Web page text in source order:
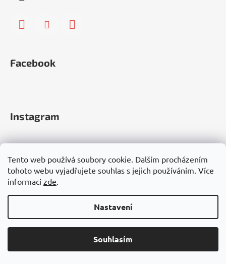
Tento web používá soubory cookie. Dalším procházením
tohoto webu vyjadřujete souhlas s jejich používáním. Více
informací zde.
Nastavení
Souhlasím
Facebook
Instagram
Sledovat na Instagramu